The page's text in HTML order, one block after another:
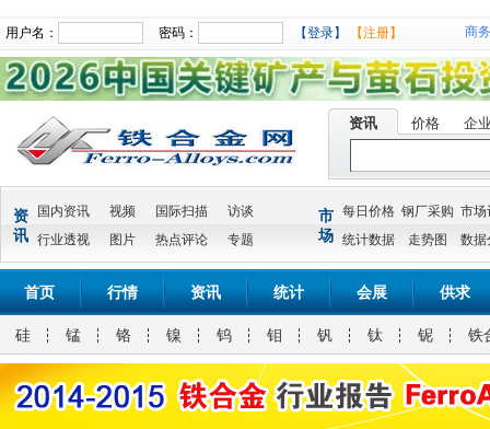
用户名： 密码： 【登录】 【注册】 商
资讯 价格 企
资
讯
国内资讯 视频 国际扫描
访谈
行业透视
图片 热点评论 专题
市
场
每日价格 钢厂采购 市场
统计数据
走势图 数据
首页 行情 资讯 统计 会展 供求
硅 锰 铬 镍 钨 钼 钒 钛 铌 铁